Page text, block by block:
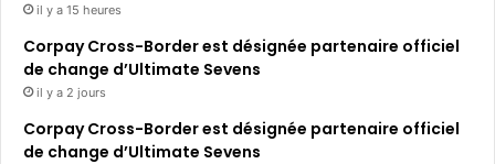
il y a 15 heures
Corpay Cross-Border est désignée partenaire officiel
de change d’Ultimate Sevens
il y a 2 jours
Corpay Cross-Border est désignée partenaire officiel
de change d’Ultimate Sevens